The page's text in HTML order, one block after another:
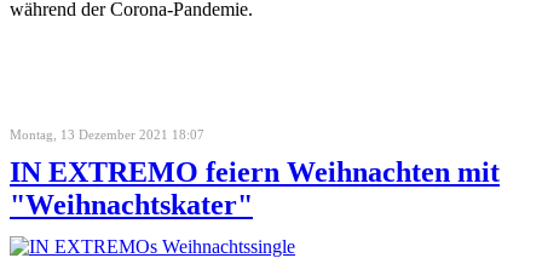
während der Corona-Pandemie.
Montag, 13 Dezember 2021 18:07
IN EXTREMO feiern Weihnachten mit
"Weihnachtskater"